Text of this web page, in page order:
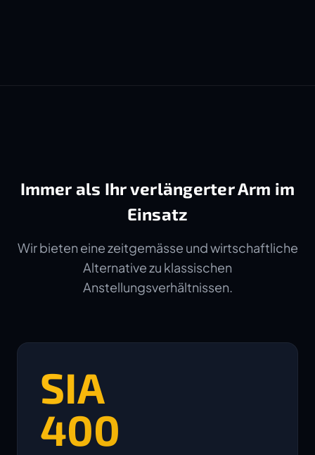
Immer als Ihr verlängerter Arm im
Einsatz
Wir bieten eine zeitgemässe und wirtschaftliche
Alternative zu klassischen
Anstellungsverhältnissen.
SIA
400